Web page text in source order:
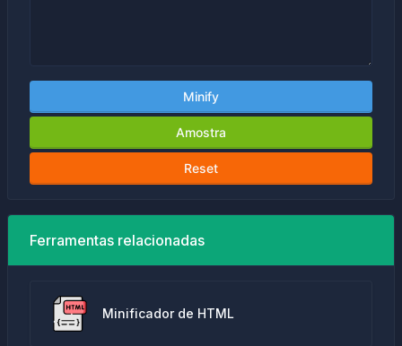
Minify
Amostra
Reset
Ferramentas relacionadas
Minificador de HTML